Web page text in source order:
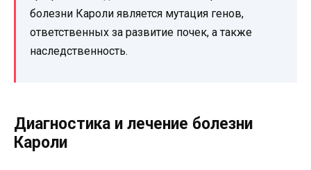
болезни Кароли является мутация генов,
ответственных за развитие почек, а также
наследственность.
Диагностика и лечение болезни
Кароли